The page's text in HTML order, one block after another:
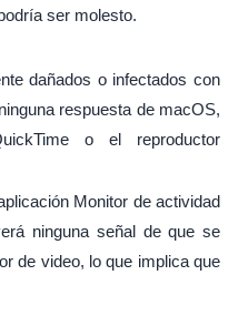
ser molesto.
dañados o infectados con
respuesta de macOS,
o el reproductor
Monitor de actividad
ninguna señal de que se
de video, lo que implica que